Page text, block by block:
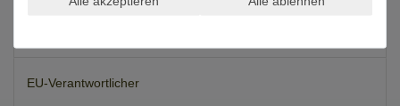
EU-Verantwortlicher